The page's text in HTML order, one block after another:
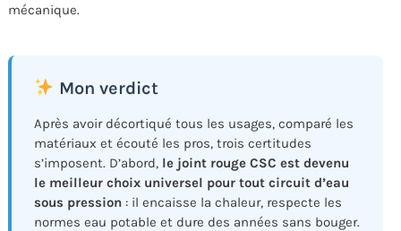
mécanique.
Mon verdict
Après avoir décortiqué tous les usages, comparé les
matériaux et écouté les pros, trois certitudes
s’imposent. D’abord, le joint rouge CSC est devenu
le meilleur choix universel pour tout circuit d’eau
sous pression : il encaisse la chaleur, respecte les
normes eau potable et dure des années sans bouger.